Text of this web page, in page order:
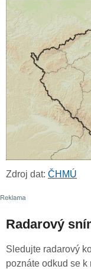
Zdroj dat: ČHMÚ
Radarový
Sledujte radarový
poznáte odkud se